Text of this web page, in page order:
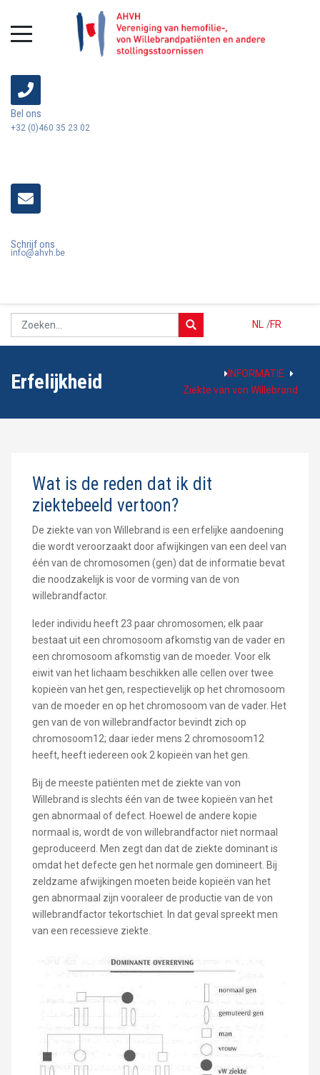
Bel ons
+32 (0)460 35 23 02
Schrijf ons
info@ahvh.be
NL FR
/
Erfelijkheid
INFORMATIE
Ziekte van von Willebrand
Wat is de reden dat ik dit
ziektebeeld vertoon?
De ziekte van von Willebrand is een erfelijke aandoening
die wordt veroorzaakt door afwijkingen van een deel van
één van de chromosomen (gen) dat de informatie bevat
die noodzakelijk is voor de vorming van de von
willebrandfactor.
Ieder individu heeft 23 paar chromosomen; elk paar
bestaat uit een chromosoom afkomstig van de vader en
een chromosoom afkomstig van de moeder. Voor elk
eiwit van het lichaam beschikken alle cellen over twee
kopieën van het gen, respectievelijk op het chromosoom
van de moeder en op het chromosoom van de vader. Het
gen van de von willebrandfactor bevindt zich op
chromosoom12; daar ieder mens 2 chromosoom12
heeft, heeft iedereen ook 2 kopieën van het gen.
Bij de meeste patiënten met de ziekte van von
Willebrand is slechts één van de twee kopieën van het
gen abnormaal of defect. Hoewel de andere kopie
normaal is, wordt de von willebrandfactor niet normaal
geproduceerd. Men zegt dan dat de ziekte dominant is
omdat het defecte gen het normale gen domineert. Bij
zeldzame afwijkingen moeten beide kopieën van het
gen abnormaal zijn vooraleer de productie van de von
willebrandfactor tekortschiet. In dat geval spreekt men
van een recessieve ziekte.